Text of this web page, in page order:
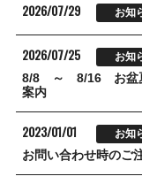
2026/07/29 お知
2026/07/25 お知
8/8 ～ 8/16 お盆
案内
2023/01/01 お知
お問い合わせ時のご